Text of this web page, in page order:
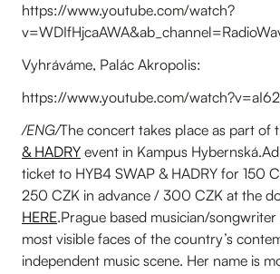
https://www.youtube.com/watch?
Vyhráváme, Palác Akropolis:
https://www.youtube.com/
/ENG/The concert takes place as part of
& HADRY event in Kampus
ticket to HYB4 SWAP & HADRY for 150
250 CZK in advance / 300 CZK at the
HERE.Prague based musician/
most visible faces of the country’s
independent music scene. Her name is